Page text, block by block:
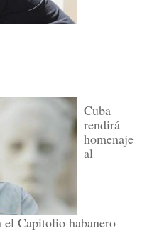
Cuba
rendirá
homenaje
al
Capitolio habanero